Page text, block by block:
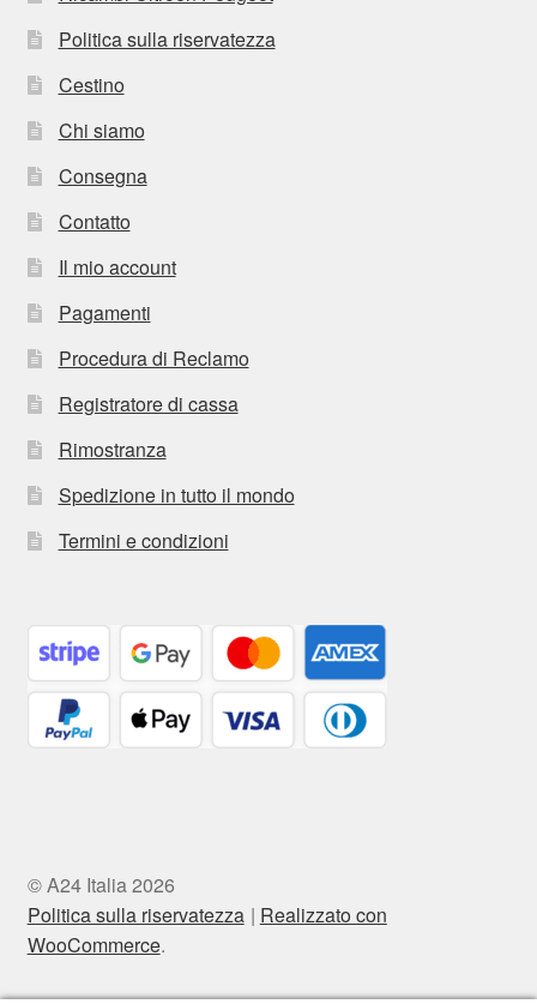
Politica sulla riservatezza
Cestino
Chi siamo
Consegna
Contatto
Il mio account
Pagamenti
Procedura di Reclamo
Registratore di cassa
Rimostranza
Spedizione in tutto il mondo
Termini e condizioni
© A24 Italia 2026
Politica sulla riservatezza
Realizzato con
WooCommerce.